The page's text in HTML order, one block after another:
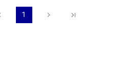
Précédente
1 Suivante